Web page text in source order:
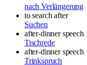
nach Verlängerung
to search after
Suchen
after-dinner speech
Tischrede
after-dinner speech
Trinkspruch